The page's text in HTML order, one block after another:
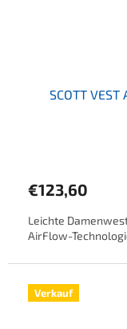
SCOTT
€123,60
Leichte
AirFlow-
Verkauf